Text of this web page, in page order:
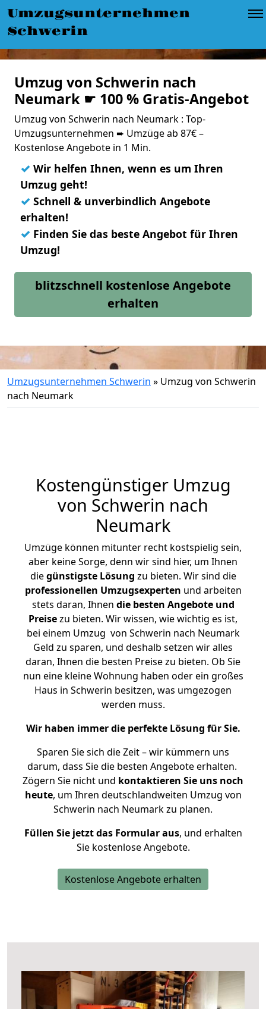
Umzugsunternehmen
Schwerin
Umzug von Schwerin nach
Neumark ☛ 100 % Gratis-Angebot
Umzug von Schwerin nach Neumark : Top-
Umzugsunternehmen ➨ Umzüge ab 87€ –
Kostenlose Angebote in 1 Min.
✓ Wir helfen Ihnen, wenn es um Ihren
Umzug geht!
✓ Schnell & unverbindlich Angebote
erhalten!
✓ Finden Sie das beste Angebot für Ihren
Umzug!
blitzschnell kostenlose Angebote
erhalten
Umzugsunternehmen Schwerin » Umzug von Schwerin
nach Neumark
Kostengünstiger Umzug
von Schwerin nach
Neumark
Umzüge können mitunter recht kostspielig sein,
aber keine Sorge, denn wir sind hier, um Ihnen
diegünstigste Lösung zu bieten. Wir sind die
professionellen Umzugsexperten und arbeiten
stets daran, Ihnen die besten Angebote und
Preisezu bieten. Wir wissen, wie wichtig es ist,
bei einem Umzug von Schwerin nach Neumark
Geld zu sparen, und deshalb setzen wir alles
daran, Ihnen die besten Preise zu bieten. Ob Sie
nun eine kleine Wohnung haben oder ein großes
Haus in Schwerin besitzen, was umgezogen
werden muss.
Wir haben immer die perfekte Lösung für Sie.
Sparen Sie sich die Zeit – wir kümmern uns
darum, dass Sie die besten Angebote erhalten.
Zögern Sie nicht und kontaktieren Sie uns noch
heute, um Ihren deutschlandweiten Umzug von
Schwerin nach Neumark zu planen.
Füllen Sie jetzt das Formular aus, und erhalten
Sie kostenlose Angebote.
Kostenlose Angebote erhalten